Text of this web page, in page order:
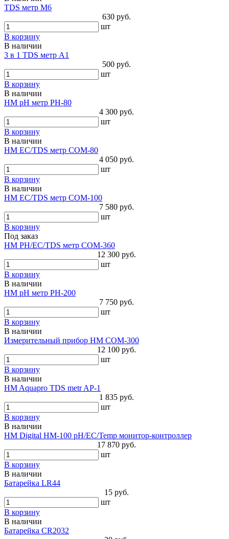
TDS метр M6
630 руб.
шт
В корзину
В наличии
3 в 1 TDS метр A1
500 руб.
шт
В корзину
В наличии
HM pH метр PH-80
4 300 руб.
шт
В корзину
В наличии
HM EC/TDS метр COM-80
4 050 руб.
шт
В корзину
В наличии
HM EC/TDS метр COM-100
7 580 руб.
шт
В корзину
Под заказ
HM PH/EC/TDS метр COM-360
12 300 руб.
шт
В корзину
В наличии
HM pH метр PH-200
7 750 руб.
шт
В корзину
В наличии
Измерительный прибор HM COM-300
12 100 руб.
шт
В корзину
В наличии
HM Aquapro TDS metr AP-1
1 835 руб.
шт
В корзину
В наличии
HM Digital HM-100 pH/EC/Temp монитор-контроллер
17 870 руб.
шт
В корзину
В наличии
Батарейка LR44
15 руб.
шт
В корзину
В наличии
Батарейка CR2032